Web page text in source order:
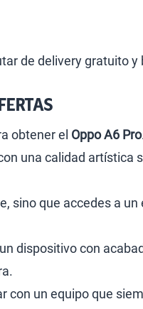
de delivery gratuito
obtener el Oppo A6 Pro
una calidad artística
sino que accedes a
dispositivo con
con un equipo que